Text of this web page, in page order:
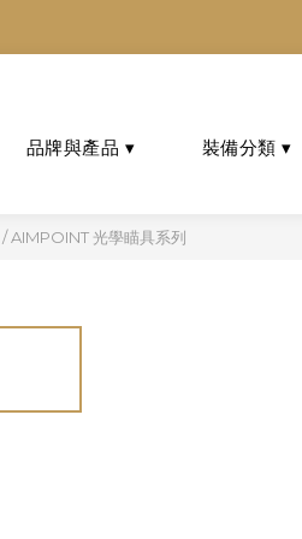
/AIMPOINT 光學瞄具系列